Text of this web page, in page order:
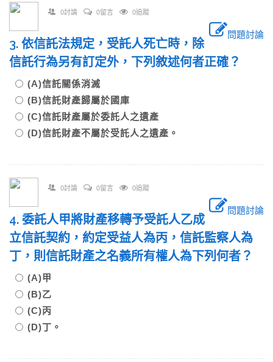
0討論 0留言 0追蹤
問題討論
3. 依信託法規定，受託人死亡時，除
信託行為另有訂定外，下列敘述何者正確？
(A)信託關係消滅
(B)信託財產歸屬於國庫
(C)信託財產屬於委託人之遺產
(D)信託財產不屬於受託人之遺產。
0討論 0留言 0追蹤
問題討論
4. 委託人甲將財產移轉予受託人乙成
立信託契約，約定受益人為丙，信託監察人為
丁，則信託財產之名義所有權人為下列何者？
(A)甲
(B)乙
(C)丙
(D)丁。